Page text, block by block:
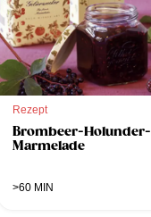
Rezept
Brombeer-Holunder-
Marmelade
>60 MIN